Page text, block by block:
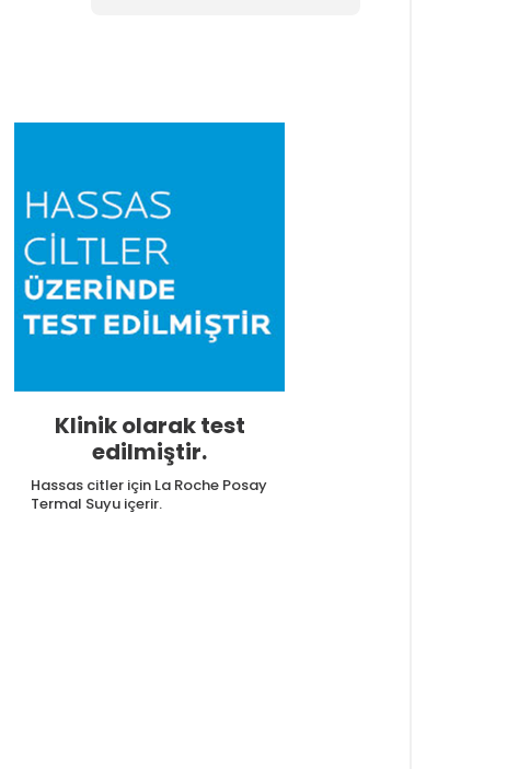
Klinik olarak test
edilmiştir.
Hassas citler için La Roche Posay
Termal Suyu içerir.